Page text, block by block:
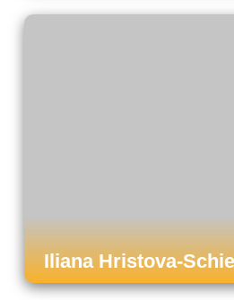
Iliana Hristova-